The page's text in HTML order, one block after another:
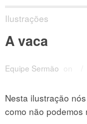
Ilustrações
A vaca
Equipe Sermão on
Nesta ilustração
como não